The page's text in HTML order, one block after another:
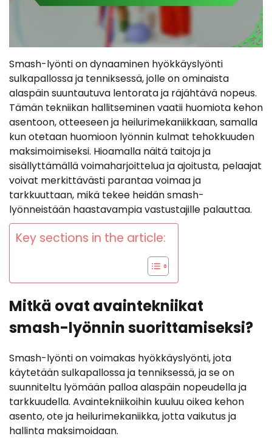
Smash-lyönti on dynaaminen hyökkäyslyönti
sulkapallossa ja tenniksessä, jolle on ominaista
alaspäin suuntautuva lentorata ja räjähtävä nopeus.
Tämän tekniikan hallitseminen vaatii huomiota kehon
asentoon, otteeseen ja heilurimekaniikkaan, samalla
kun otetaan huomioon lyönnin kulmat tehokkuuden
maksimoimiseksi. Hioamalla näitä taitoja ja
sisällyttämällä voimaharjoittelua ja ajoitusta, pelaajat
voivat merkittävästi parantaa voimaa ja
tarkkuuttaan, mikä tekee heidän smash-
lyönneistään haastavampia vastustajille palauttaa.
Key sections in the article:
Mitkä ovat avaintekniikat
smash-lyönnin suorittamiseksi?
Smash-lyönti on voimakas hyökkäyslyönti, jota
käytetään sulkapallossa ja tenniksessä, ja se on
suunniteltu lyömään palloa alaspäin nopeudella ja
tarkkuudella. Avaintekniikoihin kuuluu oikea kehon
asento, ote ja heilurimekaniikka, jotta vaikutus ja
hallinta maksimoidaan.